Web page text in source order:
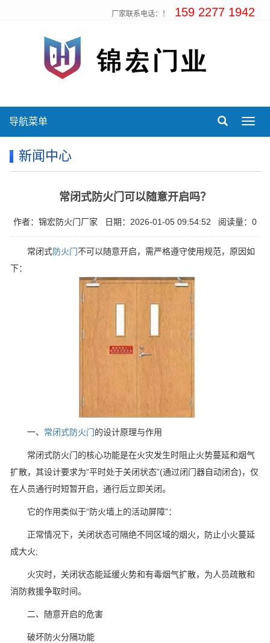
厂家联系电话：！ 159 2277 1942
导航菜单
新闻中心
常闭式防火门可以随意开启吗？
作者：锦宏防火门厂家 日期：2026-01-05 09:54:52 阅读量：0
常闭式防火门不可以随意开启，需严格遵守使用规范，原因如
下：
一、 常闭式防火门的设计原理与作用
常闭式防火门的核心功能是在火灾发生时阻止火势蔓延和烟气
扩散，其设计要求为“平时处于关闭状态”(通过闭门器自动闭合)，仅
在人员通行时短暂开启，通行后立即关闭。
它的作用类似于“防火墙上的活动屏障”：
正常情况下，关闭状态可隔绝不同区域的烟火，防止小火蔓延
成大火;
火灾时，关闭状态能延缓火势和有毒烟气扩散，为人员疏散和
消防救援争取时间。
二、随意开启的危害
破坏防火分隔功能